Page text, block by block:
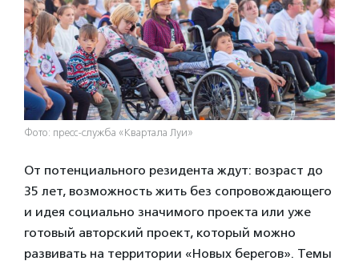
Фото: пресс-служба «Квартала Луи»
От потенциального резидента ждут: возраст до
35 лет, возможность жить без сопровождающего
и идея социально значимого проекта или уже
готовый авторский проект, который можно
развивать на территории «Новых берегов». Темы